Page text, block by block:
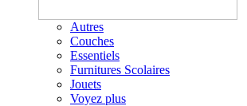
Autres
Couches
Essentiels
Furnitures Scolaires
Jouets
Voyez plus